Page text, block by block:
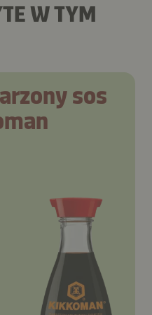
W TYM
sos